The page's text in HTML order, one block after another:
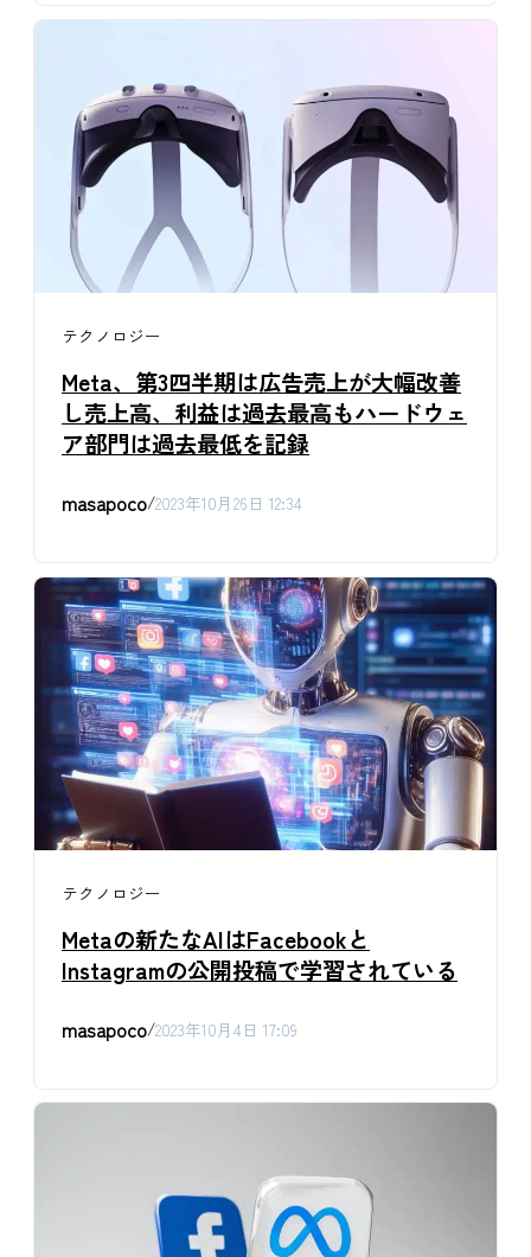
テクノロジー
Meta、第3四半期は広告売上が大幅改善
し売上高、利益は過去最高もハードウェ
ア部門は過去最低を記録
masapoco/2023年10月26日 12:34
テクノロジー
Metaの新たなAIはFacebookと
Instagramの公開投稿で学習されている
masapoco/2023年10月4日 17:09